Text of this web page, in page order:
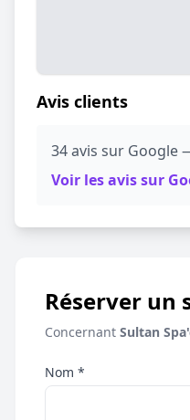
Avis clients
34 avis sur Google
Voir les avis sur
Réserver un
Concernant Sultan
Nom *